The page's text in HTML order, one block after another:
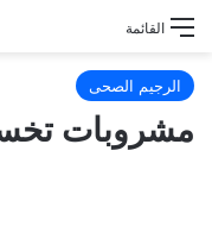
القائمة
الرجيم الصحى
مشروبات